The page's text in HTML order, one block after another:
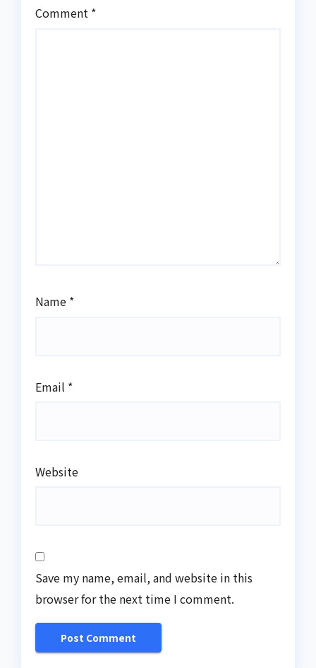
Comment *
Name *
Email *
Website
Save my name, email, and website in this
browser for the next time I comment.